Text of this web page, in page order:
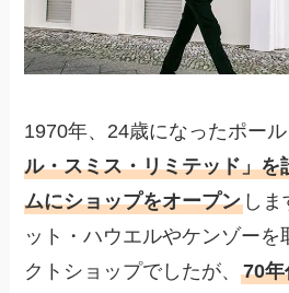
1970年、24歳になったポー
ル・スミス・リミテッド」を
ムにショップをオープン し
ット・ハウエルやケンゾーを
クトショップでしたが、70